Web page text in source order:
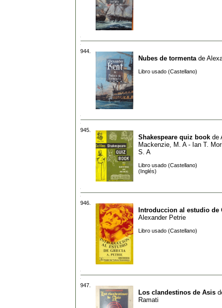
944.
Nubes de tormenta de
Libro usado (Castellano)
945.
Shakespeare quiz book de
Mackenzie, M. A - Ian T.
S. A
Libro usado (Castellano)
(Inglés)
946.
Introduccion al estudio de
Alexander Petrie
Libro usado (Castellano)
947.
Los clandestinos de Asis
Ramati